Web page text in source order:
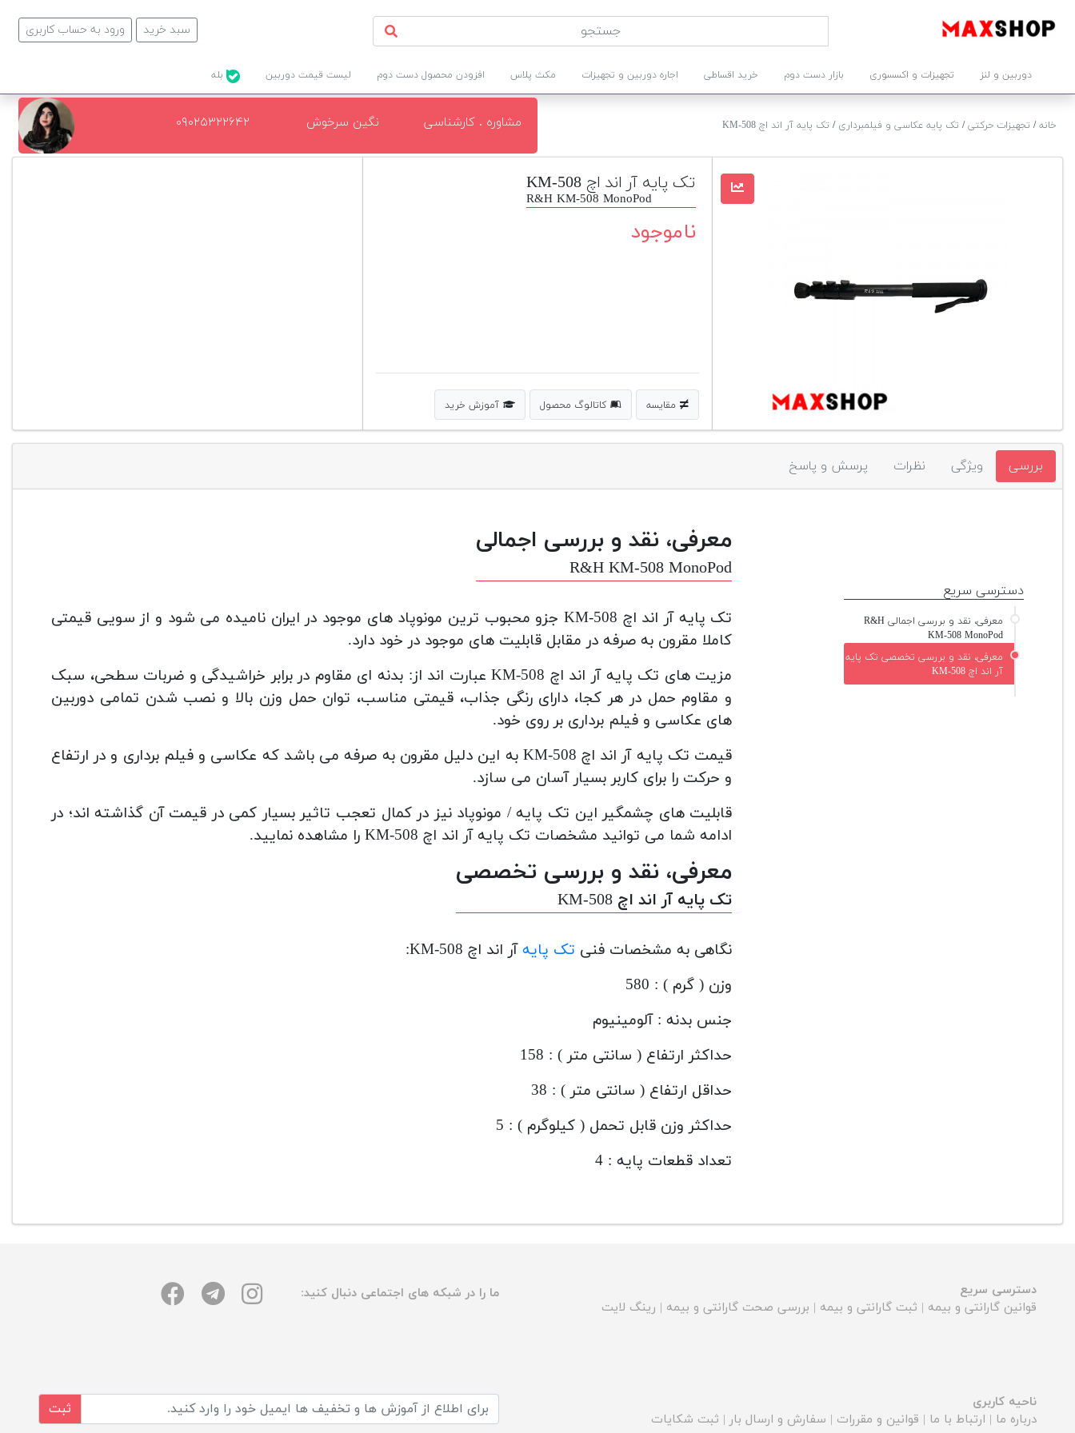
ورود به حساب کاربری سبد خرید
دوربین و لنز تجهیزات و اکسسوری بازار دست دوم خرید اقساطی اجاره دوربین و تجهیزات مکث پلاس افزودن محصول دست دوم لیست قیمت دوربین
خانه/ تجهیزات حرکتی/ تک پایه عکاسی و فیلمبرداری / تک پایه آر اند اچ KM-508 مشاوره . کارشناسی نگین سرخوش ۰۹۰۲۵۳۲۲۶۴۲
تک پایه آر اند اچ KM-508
R&H KM-508 MonoPod
ناموجود
مقایسه کاتالوگ محصول آموزش خرید
بررسی ویژگی نظرات پرسش و پاسخ
معرفی، نقد و بررسی اجمالی
R&H KM-508 MonoPod
تک پایه آر اند اچ KM-508 جزو محبوب ترین مونوپاد های موجود در ایران نامیده می شود و از سویی قیمتی
کاملا مقرون به صرفه در مقابل قابلیت های موجود در خود دارد.
مزیت های تک پایه آر اند اچ KM-508 عبارت اند از: بدنه ای مقاوم در برابر خراشیدگی و ضربات سطحی، سبک
و مقاوم حمل در هر کجا، دارای رنگی جذاب، قیمتی مناسب، توان حمل وزن بالا و نصب شدن تمامی دوربین
های عکاسی و فیلم برداری بر روی خود.
قیمت تک پایه آر اند اچ KM-508 به این دلیل مقرون به صرفه می باشد که عکاسی و فیلم برداری و در ارتفاع
و حرکت را برای کاربر بسیار آسان می سازد.
قابلیت های چشمگیر این تک پایه / مونوپاد نیز در کمال تعجب تاثیر بسیار کمی در قیمت آن گذاشته اند؛ در
ادامه شما می توانید مشخصات تک پایه آر اند اچ KM-508 را مشاهده نمایید.
معرفی، نقد و بررسی تخصصی
تک پایه آر اند اچ KM-508
نگاهی به مشخصات فنی تک پایهآر اند اچ KM-508:
وزن ( گرم ) : 580
جنس بدنه : آلومینیوم
حداکثر ارتفاع ( سانتی متر ) : 158
حداقل ارتفاع ( سانتی متر ) : 38
حداکثر وزن قابل تحمل ( کیلوگرم ) : 5
تعداد قطعات پایه : 4
دسترسی سریع
معرفی، نقد و بررسی اجمالی R&H
KM-508 MonoPod
معرفی، نقد و بررسی تخصصی تک پایه
آر اند اچ KM-508
دسترسی سریع
قوانین گارانتی و بیمه | ثبت گارانتی و بیمه | بررسی صحت گارانتی و بیمه | رینگ لایت
ما را در شبکه های اجتماعی دنبال کنید:
ناحیه کاربری
درباره ما | ارتباط با ما | قوانین و مقررات | سفارش و ارسال بار | ثبت شکایات
ثبت